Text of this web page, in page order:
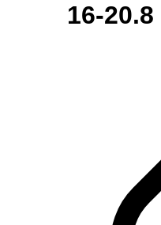
קייטנה 3 כצנלסון 16-20.8